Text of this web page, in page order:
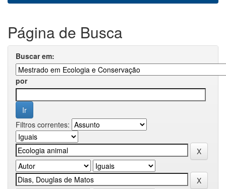
Página de Busca
Buscar em:
por
Filtros correntes: